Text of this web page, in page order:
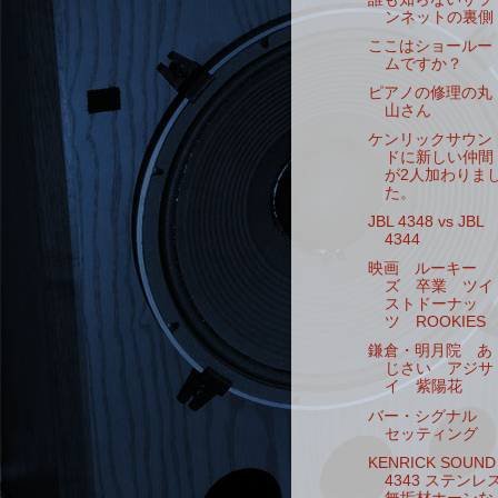
ンネットの裏側
ここはショールー
ムですか？
ピアノの修理の丸
山さん
ケンリックサウン
ドに新しい仲間
が2人加わりま
た。
JBL 4348 vs JBL
4344
映画 ルーキー
ズ 卒業 ツイ
ストドーナッ
ツ ROOKIES
鎌倉・明月院 あ
じさい アジサ
イ 紫陽花
バー・シグナル
セッティング
KENRICK SOUND
4343 ステンレ